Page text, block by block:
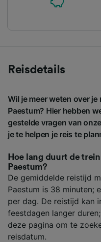
Reisdetails
Wil je meer weten over je
Paestum? Hier hebben
gestelde vragen van
je te helpen je reis te
Hoe lang duurt de
Paestum?
De gemiddelde reistijd
Paestum is 38 minuten;
per dag. De reistijd kan
feestdagen langer
deze pagina om te
reisdatum.